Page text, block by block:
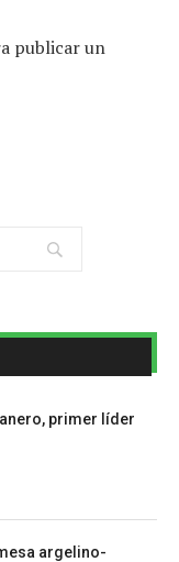
publicar un
primer líder
argelino-